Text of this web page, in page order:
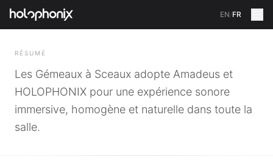
EN/FR
RETOUR
RÉSUMÉ
Les Gémeaux à Sceaux adopte Amadeus et
HOLOPHONIX pour une expérience sonore
immersive, homogène et naturelle dans toute la
salle.